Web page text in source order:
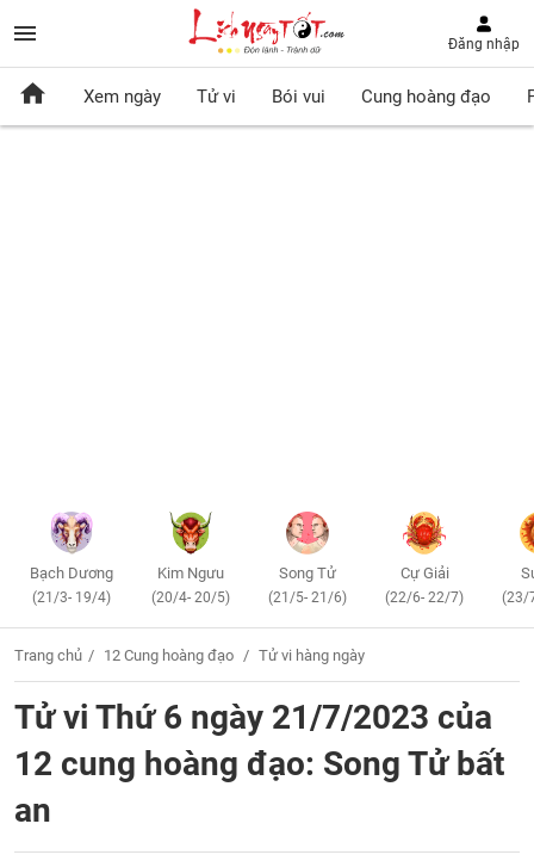
Đăng nhập
Xem ngày Tử vi Bói vui Cung hoàng đạo
Bạch Dương
(21/3- 19/4)
Kim Ngưu
(20/4- 20/5)
Song Tử
(21/5- 21/6)
Cự Giải
(22/6- 22/7) (23/
Trang chủ 12 Cung hoàng đạo Tử vi hàng ngày
Tử vi Thứ 6 ngày 21/7/2023 của
12 cung hoàng đạo: Song Tử bất
an